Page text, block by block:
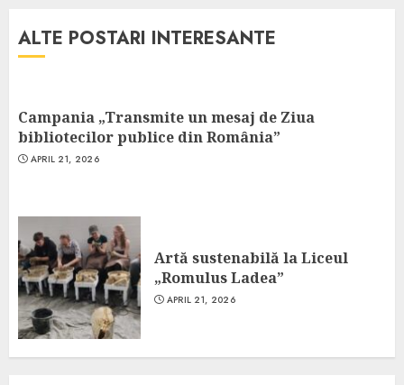
ALTE POSTARI INTERESANTE
Campania „Transmite un mesaj de Ziua
bibliotecilor publice din România”
APRIL 21, 2026
Artă sustenabilă la Liceul
„Romulus Ladea”
APRIL 21, 2026